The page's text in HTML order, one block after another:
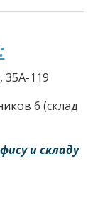
:
35А-119
6 (склад
и складу